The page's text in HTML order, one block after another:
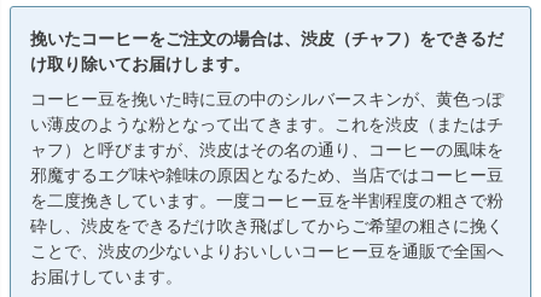
挽いたコーヒーをご注文の場合は、渋皮（チャフ）をできるだ
け取り除いてお届けします。
コーヒー豆を挽いた時に豆の中のシルバースキンが、黄色っぽ
い薄皮のような粉となって出てきます。これを渋皮（またはチ
ャフ）と呼びますが、渋皮はその名の通り、コーヒーの風味を
邪魔するエグ味や雑味の原因となるため、当店ではコーヒー豆
を二度挽きしています。一度コーヒー豆を半割程度の粗さで粉
砕し、渋皮をできるだけ吹き飛ばしてからご希望の粗さに挽く
ことで、渋皮の少ないよりおいしいコーヒー豆を通販で全国へ
お届けしています。